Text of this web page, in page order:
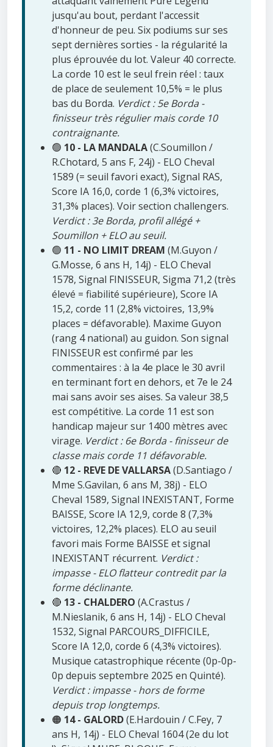
jusqu'au bout, perdant l'accessit
d'honneur de peu. Six podiums sur ses
sept dernières sorties - la régularité la
plus éprouvée du lot. Valeur 40 correcte.
La corde 10 est le seul frein réel : taux
de place de seulement 10,5% = le plus
bas du Borda. Verdict : 5e Borda -
finisseur très régulier mais corde 10
contraignante.
🟢 10 - LA MANDALA(C.Soumillon /
R.Chotard, 5 ans F, 24j) - ELO Cheval
1589 (= seuil favori exact), Signal RAS,
Score IA 16,0, corde 1 (6,3% victoires,
31,3% places). Voir section challengers.
Verdict : 3e Borda, profil allégé +
Soumillon + ELO au seuil.
🟢 11 - NO LIMIT DREAM (M.Guyon /
G.Mosse, 6 ans H, 14j) - ELO Cheval
1578, Signal FINISSEUR, Sigma 71,2 (très
élevé = fiabilité supérieure), Score IA
15,2, corde 11 (2,8% victoires, 13,9%
places = défavorable). Maxime Guyon
(rang 4 national) au guidon. Son signal
FINISSEUR est confirmé par les
commentaires : à la 4e place le 30 avril
en terminant fort en dehors, et 7e le 24
mai sans avoir ses aises. Sa valeur 38,5
est compétitive. La corde 11 est son
handicap majeur sur 1400 mètres avec
virage. Verdict : 6e Borda - finisseur de
classe mais corde 11 défavorable.
🔴 12 - REVE DE VALLARSA(D.Santiago /
Mme S.Gavilan, 6 ans M, 38j) - ELO
Cheval 1589, Signal INEXISTANT, Forme
BAISSE, Score IA 12,9, corde 8 (7,3%
victoires, 12,2% places). ELO au seuil
favori mais Forme BAISSE et signal
INEXISTANT récurrent. Verdict :
impasse - ELO flatteur contredit par la
forme déclinante.
🔴 13 - CHALDERO (A.Crastus /
M.Nieslanik, 6 ans H, 14j) - ELO Cheval
1532, Signal PARCOURS_DIFFICILE,
Score IA 12,0, corde 6 (4,3% victoires).
Musique catastrophique récente (0p-0p-
0p depuis septembre 2025 en Quinté).
Verdict : impasse - hors de forme
depuis trop longtemps.
🟠 14 - GALORD(E.Hardouin / C.Fey, 7
ans H, 14j) - ELO Cheval 1604 (2e du lot